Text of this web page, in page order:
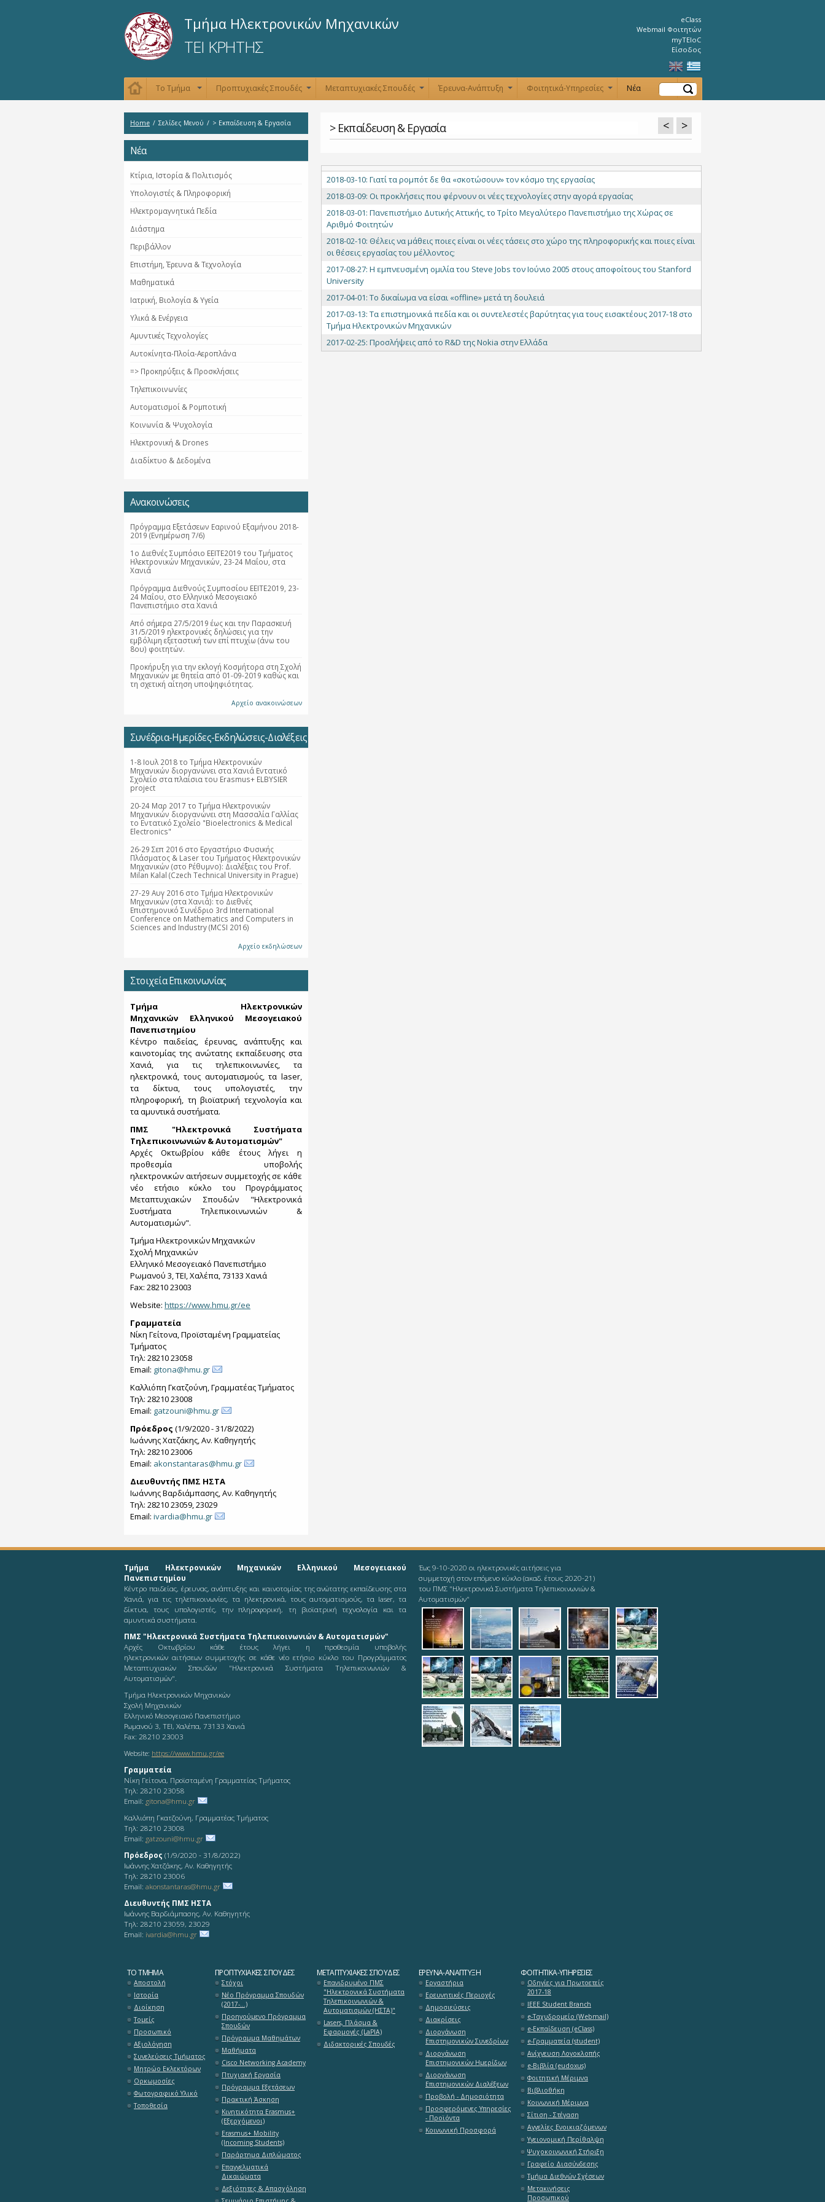
προς το
κυρίως
Τμήμα Ηλεκτρονικών Μηχανικών
ΤΕΙ ΚΡΗΤΗΣ
eClass
Webmail Φοιτητών
myTEIoC
Είσοδος
Το Τμήμα Προπτυχιακές Σπουδές Μεταπτυχιακές Σπουδές Έρευνα-Ανάπτυξη Φοιτητικά-Υπηρεσίες
+
Νέα Αναζήτηση
Home / Σελίδες Μενού / > Εκπαίδευση & Εργασία
Νέα
Κτίρια, Ιστορία & Πολιτισμός
Υπολογιστές & Πληροφορική
Ηλεκτρομαγνητικά Πεδία
Διάστημα
Περιβάλλον
Επιστήμη, Έρευνα & Τεχνολογία
Μαθηματικά
Ιατρική, Βιολογία & Υγεία
Υλικά & Ενέργεια
Αμυντικές Τεχνολογίες
Αυτοκίνητα-Πλοία-Αεροπλάνα
=> Προκηρύξεις & Προσκλήσεις
Τηλεπικοινωνίες
Αυτοματισμοί & Ρομποτική
Κοινωνία & Ψυχολογία
Ηλεκτρονική & Drones
Διαδίκτυο & Δεδομένα
Ανακοινώσεις
Πρόγραμμα Εξετάσεων Εαρινού Εξαμήνου 2018-
2019 (Ενημέρωση 7/6)
1ο Διεθνές Συμπόσιο ΕΕΙΤΕ2019 του Τμήματος
Ηλεκτρονικών Μηχανικών, 23-24 Μαΐου, στα
Χανιά
Πρόγραμμα Διεθνούς Συμποσίου ΕΕΙΤΕ2019, 23-
24 Μαΐου, στο Ελληνικό Μεσογειακό
Πανεπιστήμιο στα Χανιά
Από σήμερα 27/5/2019 έως και την Παρασκευή
31/5/2019 ηλεκτρονικές δηλώσεις για την
εμβόλιμη εξεταστική των επί πτυχίω (άνω του
8ου) φοιτητών.
Προκήρυξη για την εκλογή Κοσμήτορα στη Σχολή
Μηχανικών με θητεία από 01-09-2019 καθώς και
τη σχετική αίτηση υποψηφιότητας.
Αρχείο ανακοινώσεων
Συνέδρια-Ημερίδες-Εκδηλώσεις-Διαλέξεις
1-8 Ιουλ 2018 το Τμήμα Ηλεκτρονικών
Μηχανικών διοργανώνει στα Χανιά Εντατικό
Σχολείο στα πλαίσια του Erasmus+ ELBYSIER
project
20-24 Μαρ 2017 το Τμήμα Ηλεκτρονικών
Μηχανικών διοργανώνει στη Μασσαλία Γαλλίας
το Εντατικό Σχολείο "Bioelectronics & Medical
Electronics"
26-29 Σεπ 2016 στο Εργαστήριο Φυσικής
Πλάσματος & Laser του Τμήματος Ηλεκτρονικών
Μηχανικών (στο Ρέθυμνο): Διαλέξεις του Prof.
Milan Kalal (Czech Technical University in Prague)
27-29 Αυγ 2016 στο Τμήμα Ηλεκτρονικών
Μηχανικών (στα Χανιά): το Διεθνές
Επιστημονικό Συνέδριο 3rd International
Conference on Mathematics and Computers in
Sciences and Industry (MCSI 2016)
Αρχείο εκδηλώσεων
Στοιχεία Επικοινωνίας
Τμήμα Ηλεκτρονικών
Μηχανικών Ελληνικού Μεσογειακού
Πανεπιστημίου
Κέντρο παιδείας, έρευνας, ανάπτυξης και
καινοτομίας της ανώτατης εκπαίδευσης στα
Χανιά, για τις τηλεπικοινωνίες, τα
ηλεκτρονικά, τους αυτοματισμούς, τα laser,
τα δίκτυα, τους υπολογιστές, την
πληροφορική, τη βιοϊατρική τεχνολογία και
τα αμυντικά συστήματα.
ΠΜΣ "Ηλεκτρονικά Συστήματα
Τηλεπικοινωνιών & Αυτοματισμών"
Αρχές Οκτωβρίου κάθε έτους λήγει η
προθεσμία υποβολής
ηλεκτρονικών αιτήσεων συμμετοχής σε κάθε
νέο ετήσιο κύκλο του Προγράμματος
Μεταπτυχιακών Σπουδών "Ηλεκτρονικά
Συστήματα Τηλεπικοινωνιών &
Αυτοματισμών".
Τμήμα Ηλεκτρονικών Μηχανικών
Σχολή Μηχανικών
Ελληνικό Μεσογειακό Πανεπιστήμιο
Ρωμανού 3, ΤΕΙ, Χαλέπα, 73133 Χανιά
Fax: 28210 23003
Website: https://www.hmu.gr/ee
Γραμματεία
Νίκη Γείτονα, Προϊσταμένη Γραμματείας
Τμήματος
Τηλ: 28210 23058
Email: gitona@hmu.gr
Καλλιόπη Γκατζούνη, Γραμματέας Τμήματος
Τηλ: 28210 23008
Email: gatzouni@hmu.gr
Πρόεδρος (1/9/2020 - 31/8/2022)
Ιωάννης Χατζάκης, Αν. Καθηγητής
Τηλ: 28210 23006
Email: akonstantaras@hmu.gr
Διευθυντής ΠΜΣ ΗΣΤΑ
Ιωάννης Βαρδιάμπασης, Αν. Καθηγητής
Τηλ: 28210 23059, 23029
Email: ivardia@hmu.gr
> Εκπαίδευση & Εργασία < >
2018-03-10: Γιατί τα ρομπότ δε θα «σκοτώσουν» τον κόσμο της εργασίας
2018-03-09: Οι προκλήσεις που φέρνουν οι νέες τεχνολογίες στην αγορά εργασίας
2018-03-01: Πανεπιστήμιο Δυτικής Αττικής, το Τρίτο Μεγαλύτερο Πανεπιστήμιο της Χώρας σε
Αριθμό Φοιτητών
2018-02-10: Θέλεις να μάθεις ποιες είναι οι νέες τάσεις στο χώρο της πληροφορικής και ποιες είναι
οι θέσεις εργασίας του μέλλοντος;
2017-08-27: H εμπνευσμένη ομιλία του Steve Jobs τον Ιούνιο 2005 στους αποφοίτους του Stanford
University
2017-04-01: To δικαίωμα να είσαι «offline» μετά τη δουλειά
2017-03-13: Τα επιστημονικά πεδία και οι συντελεστές βαρύτητας για τους εισακτέους 2017-18 στο
Τμήμα Ηλεκτρονικών Μηχανικών
2017-02-25: Προσλήψεις από το R&D της Nokia στην Ελλάδα
Τμήμα Ηλεκτρονικών Μηχανικών Ελληνικού Μεσογειακού
Πανεπιστημίου
Κέντρο παιδείας, έρευνας, ανάπτυξης και καινοτομίας της ανώτατης εκπαίδευσης στα
Χανιά, για τις τηλεπικοινωνίες, τα ηλεκτρονικά, τους αυτοματισμούς, τα laser, τα
δίκτυα, τους υπολογιστές, την πληροφορική, τη βιοϊατρική τεχνολογία και τα
αμυντικά συστήματα.
ΠΜΣ "Ηλεκτρονικά Συστήματα Τηλεπικοινωνιών & Αυτοματισμών"
Αρχές Οκτωβρίου κάθε έτους λήγει η προθεσμία υποβολής
ηλεκτρονικών αιτήσεων συμμετοχής σε κάθε νέο ετήσιο κύκλο του Προγράμματος
Μεταπτυχιακών Σπουδών "Ηλεκτρονικά Συστήματα Τηλεπικοινωνιών &
Αυτοματισμών".
Τμήμα Ηλεκτρονικών Μηχανικών
Σχολή Μηχανικών
Ελληνικό Μεσογειακό Πανεπιστήμιο
Ρωμανού 3, ΤΕΙ, Χαλέπα, 73133 Χανιά
Fax: 28210 23003
Website: https://www.hmu.gr/ee
Γραμματεία
Νίκη Γείτονα, Προϊσταμένη Γραμματείας Τμήματος
Τηλ: 28210 23058
Email: gitona@hmu.gr
Καλλιόπη Γκατζούνη, Γραμματέας Τμήματος
Τηλ: 28210 23008
Email: gatzouni@hmu.gr
Πρόεδρος (1/9/2020 - 31/8/2022)
Ιωάννης Χατζάκης, Αν. Καθηγητής
Τηλ: 28210 23006
Email: akonstantaras@hmu.gr
Διευθυντής ΠΜΣ ΗΣΤΑ
Ιωάννης Βαρδιάμπασης, Αν. Καθηγητής
Τηλ: 28210 23059, 23029
Email: ivardia@hmu.gr
Έως 9-10-2020 οι ηλεκτρονικές αιτήσεις για
συμμετοχή στον επόμενο κύκλο (ακαδ. έτους 2020-21)
του ΠΜΣ "Ηλεκτρονικά Συστήματα Τηλεπικοινωνιών &
Αυτοματισμών"
2019-08-11_ieee-givingup.jpg
2019-08-11_ieee-mind.jpg
2019-08-11_ieee-
odds.jpg
2019-08-11_ieee-
yoda.jpg
2019-08-
12_logotypophds.jpg
2019-08-12_logotypoista.jpg
2019-08-
21_logotypotmimatos.jpg
pictop.jpgteleautos_3.jpg
teleautos_4.jpg
teleautos_5.jpg
teleautos_6.jpg
teleautos_7.jpg
ΤΟ ΤΜΉΜΑ
Αποστολή
Ιστορία
Διοίκηση
Τομείς
Προσωπικό
Αξιολόγηση
Συνελεύσεις Τμήματος
Μητρώο Εκλεκτόρων
Ορκωμοσίες
Φωτογραφικό Υλικό
Τοποθεσία
ΠΡΟΠΤΥΧΙΑΚΈΣ ΣΠΟΥΔΈΣ
Στόχοι
Νέο Πρόγραμμα Σπουδών
(2017-...)
Προηγούμενο Πρόγραμμα
Σπουδών
Πρόγραμμα Μαθημάτων
Μαθήματα
Cisco Networking Academy
Πτυχιακή Εργασία
Πρόγραμμα Εξετάσεων
Πρακτική Άσκηση
Κινητικότητα Erasmus+
(Εξερχόμενοι)
Erasmus+ Mobility
(Incoming Students)
Παράρτημα Διπλώματος
Επαγγελματικά
Δικαιώματα
Δεξιότητες & Απασχόληση
ΜΕΤΑΠΤΥΧΙΑΚΈΣ ΣΠΟΥΔΈΣ
Επανιδρυμένο ΠΜΣ
"Ηλεκτρονικά Συστήματα
Τηλεπικοινωνιών &
Αυτοματισμών (ΗΣΤΑ)"
Lasers, Πλάσμα &
Εφαρμογές (LaPlA)
Διδακτορικές Σπουδές
ΈΡΕΥΝΑ-ΑΝΆΠΤΥΞΗ
Εργαστήρια
Ερευνητικές Περιοχές
Δημοσιεύσεις
Διακρίσεις
Διοργάνωση
Επιστημονικών Συνεδρίων
Διοργάνωση
Επιστημονικών Ημερίδων
Διοργάνωση
Επιστημονικών Διαλέξεων
Προβολή - Δημοσιότητα
Προσφερόμενες Υπηρεσίες
- Προϊόντα
Κοινωνική Προσφορά
ΦΟΙΤΗΤΙΚΆ-ΥΠΗΡΕΣΊΕΣ
Οδηγίες για Πρωτοετείς
2017-18
ΙΕΕΕ Student Branch
e-Ταχυδρομείο (Webmail)
e-Εκπαίδευση (eClass)
e-Γραμματεία (student)
Ανίχνευση Λογοκλοπής
e-Βιβλία (eudoxus)
Φοιτητική Μέριμνα
Βιβλιοθήκη
Κοινωνική Μέριμνα
Σίτιση - Στέγαση
Αγγελίες Ενοικιαζόμενων
Υγειονομική Περίθαλψη
Ψυχοκοινωνική Στήριξη
Γραφείο Διασύνδεσης
Τμήμα Διεθνών Σχέσεων
Μετακινήσεις
Προσωπικού